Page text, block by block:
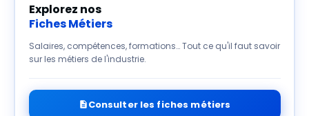
Explorez nos
Fiches Métiers
Salaires, compétences, formations… Tout ce qu'il faut savoir
sur les métiers de l'industrie.
Consulter les fiches métiers